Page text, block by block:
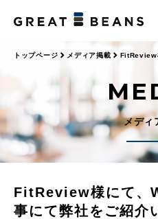
トップページ メディア掲載
FitReview
メディ
FitReview様にて、
事にて弊社をご紹介